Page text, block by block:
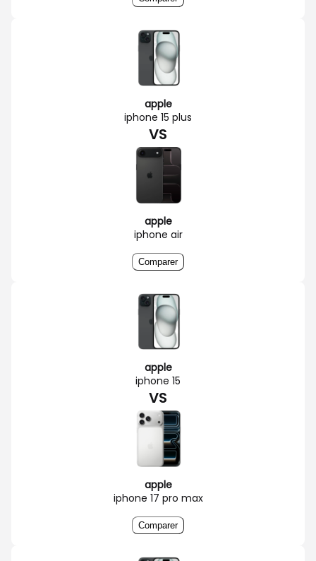
apple
iphone 15 plus
VS
apple
iphone air
Comparer
apple
iphone 15
VS
apple
iphone 17 pro max
Comparer